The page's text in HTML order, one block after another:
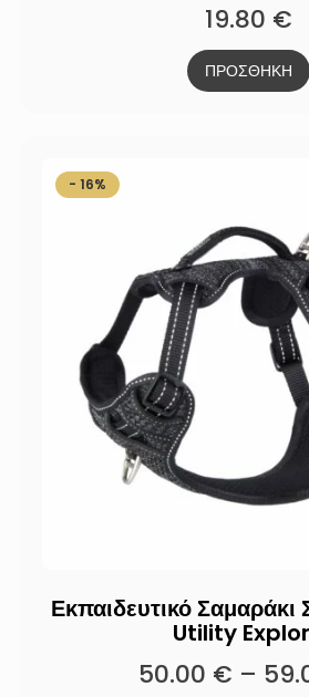
19.80 €
ΠΡΟΣΘΗΚΗ
- 16%
Εκπαιδευτικό Σαμαράκι
Utility
50.00 € –